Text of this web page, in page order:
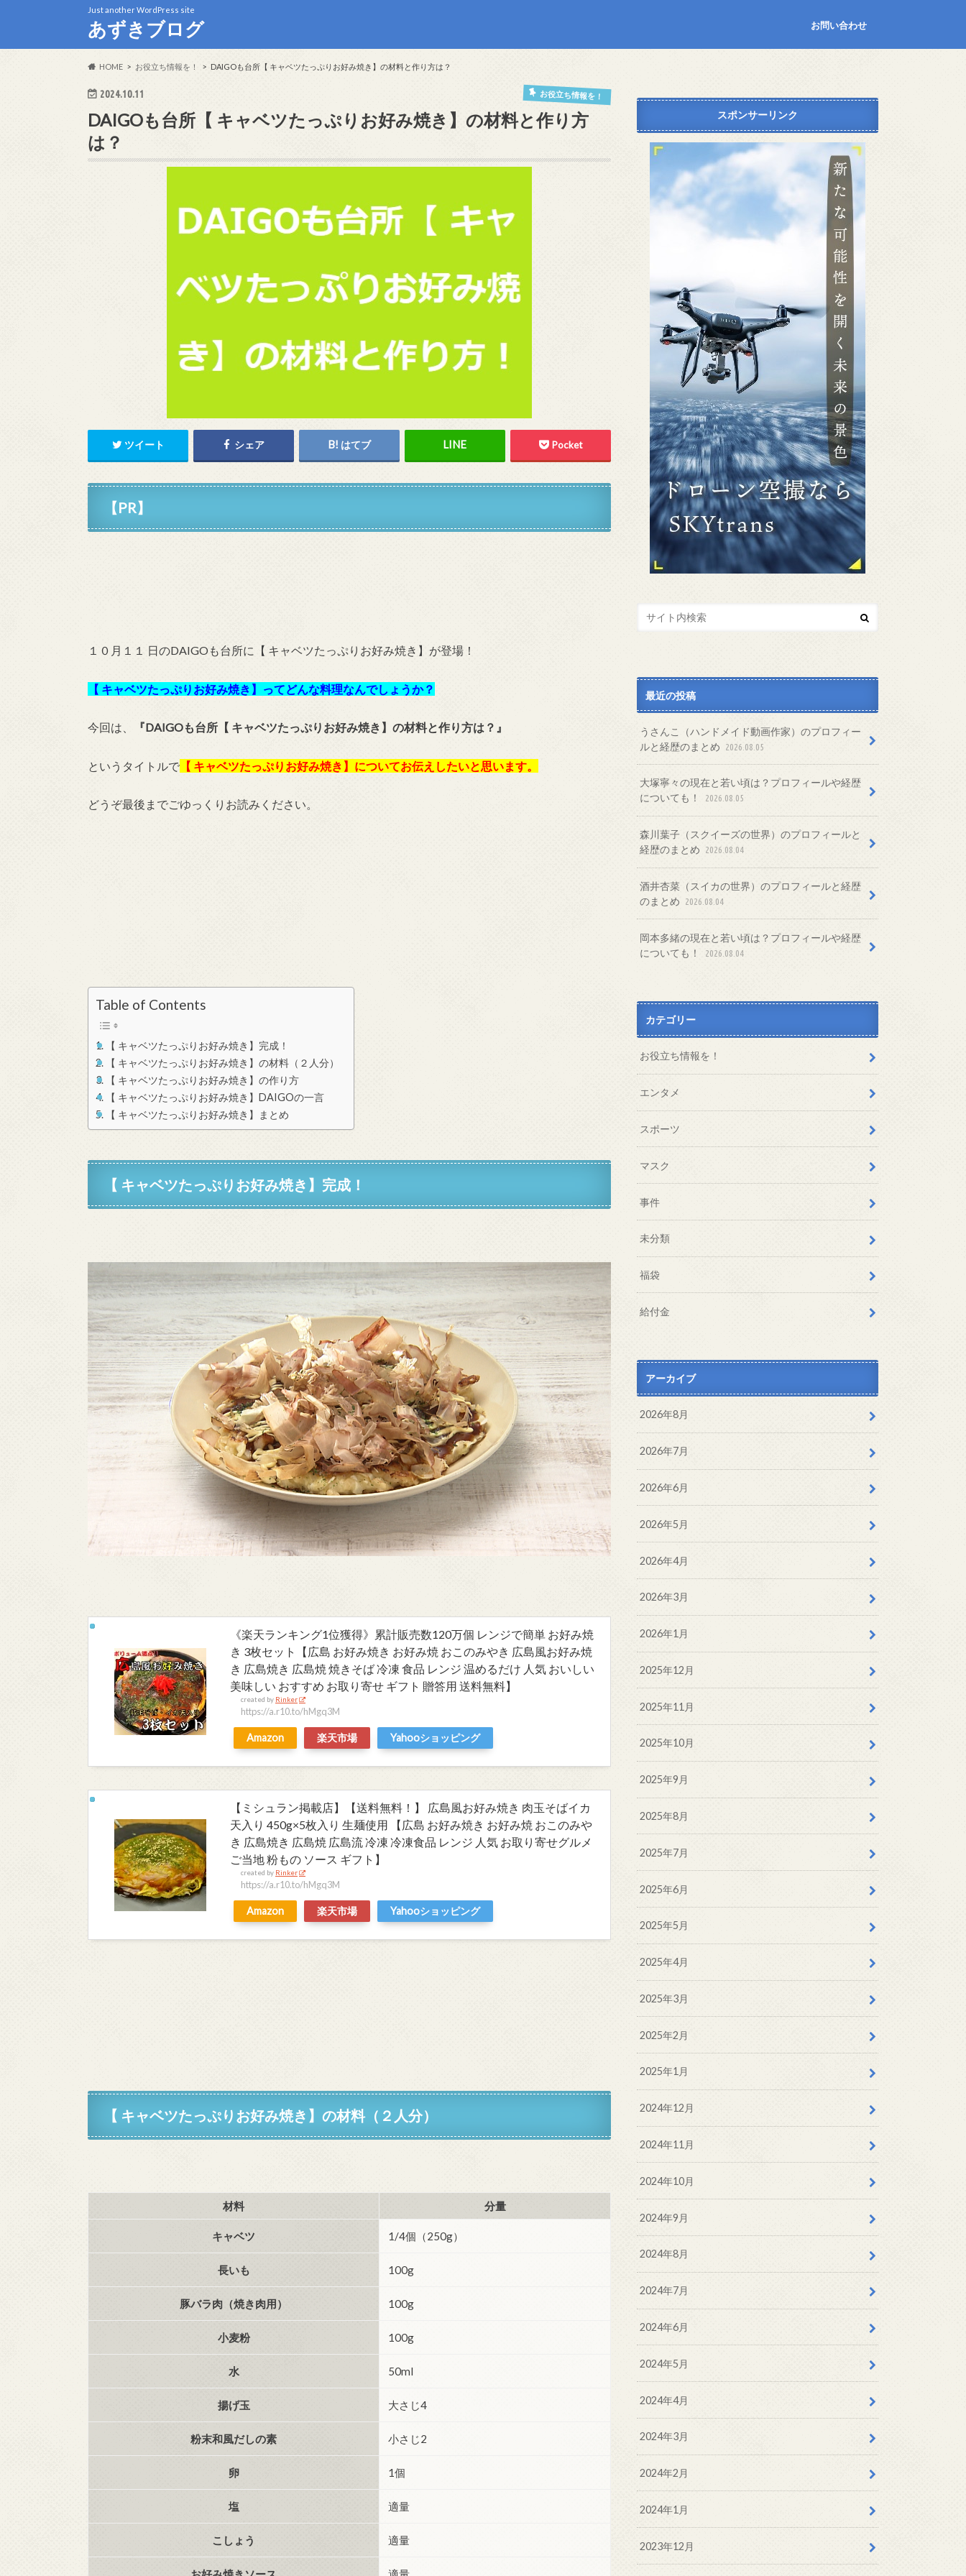
Just another WordPress site
あずきブログ お問い合わせ
HOME お役立ち情報を！ DAIGOも台所【 キャベツたっぷりお好み焼き】の材料と作り方は？
2024.10.11 お役立ち情報を！
DAIGOも台所【 キャベツたっぷりお好み焼き】の材料と作り方
は？
ツイート シェア はてブ Pocket
【PR】
１０月１１ 日のDAIGOも台所に【 キャベツたっぷりお好み焼き】が登場！
【 キャベツたっぷりお好み焼き】ってどんな料理なんでしょうか？
今回は、 『DAIGOも台所【 キャベツたっぷりお好み焼き】の材料と作り方は？』
というタイトルで 【 キャベツたっぷりお好み焼き】についてお伝えしたいと思います。
どうぞ最後までごゆっくりお読みください。
Table of Contents
【 キャベツたっぷりお好み焼き】完成！
【 キャベツたっぷりお好み焼き】の材料（２人分）
【 キャベツたっぷりお好み焼き】の作り方
【 キャベツたっぷりお好み焼き】DAIGOの一言
【 キャベツたっぷりお好み焼き】まとめ
【 キャベツたっぷりお好み焼き】完成！
《楽天ランキング1位獲得》累計販売数120万個 レンジで簡単 お好み焼
き 3枚セット【広島 お好み焼き お好み焼 おこのみやき 広島風お好み焼
き 広島焼き 広島焼 焼きそば 冷凍 食品 レンジ 温めるだけ 人気 おいしい
美味しい おすすめ お取り寄せ ギフト 贈答用 送料無料】
created by Rinker
https://a.r10.to/hMgq3M
Amazon 楽天市場 Yahooショッピング
【ミシュラン掲載店】【送料無料！】 広島風お好み焼き 肉玉そばイカ
天入り 450g×5枚入り 生麺使用 【広島 お好み焼き お好み焼 おこのみや
き 広島焼き 広島焼 広島流 冷凍 冷凍食品 レンジ 人気 お取り寄せグルメ
ご当地 粉もの ソース ギフト】
created by Rinker
https://a.r10.to/hMgq3M
Amazon 楽天市場 Yahooショッピング
【 キャベツたっぷりお好み焼き】の材料（２人分）
材料 分量
キャベツ 1/4個（250g）
長いも 100g
豚バラ肉（焼き肉用） 100g
小麦粉 100g
水 50ml
揚げ玉 大さじ4
粉末和風だしの素 小さじ2
卵 1個
塩 適量
こしょう 適量
スポンサーリンク
最近の投稿
うさんこ（ハンドメイド動画作家）のプロフィー
ルと経歴のまとめ
2026.08.05
大塚寧々の現在と若い頃は？プロフィールや経歴
についても！
2026.08.05
森川葉子（スクイーズの世界）のプロフィールと
経歴のまとめ
2026.08.04
酒井杏菜（スイカの世界）のプロフィールと経歴
のまとめ
2026.08.04
岡本多緒の現在と若い頃は？プロフィールや経歴
についても！
2026.08.04
カテゴリー
お役立ち情報を！
エンタメ
スポーツ
マスク
事件
未分類
福袋
給付金
アーカイブ
2026年8月
2026年7月
2026年6月
2026年5月
2026年4月
2026年3月
2026年1月
2025年12月
2025年11月
2025年10月
2025年9月
2025年8月
2025年7月
2025年6月
2025年5月
2025年4月
2025年3月
2025年2月
2025年1月
2024年12月
2024年11月
2024年10月
2024年9月
2024年8月
2024年7月
2024年6月
2024年5月
2024年4月
2024年3月
2024年2月
2024年1月
2023年12月